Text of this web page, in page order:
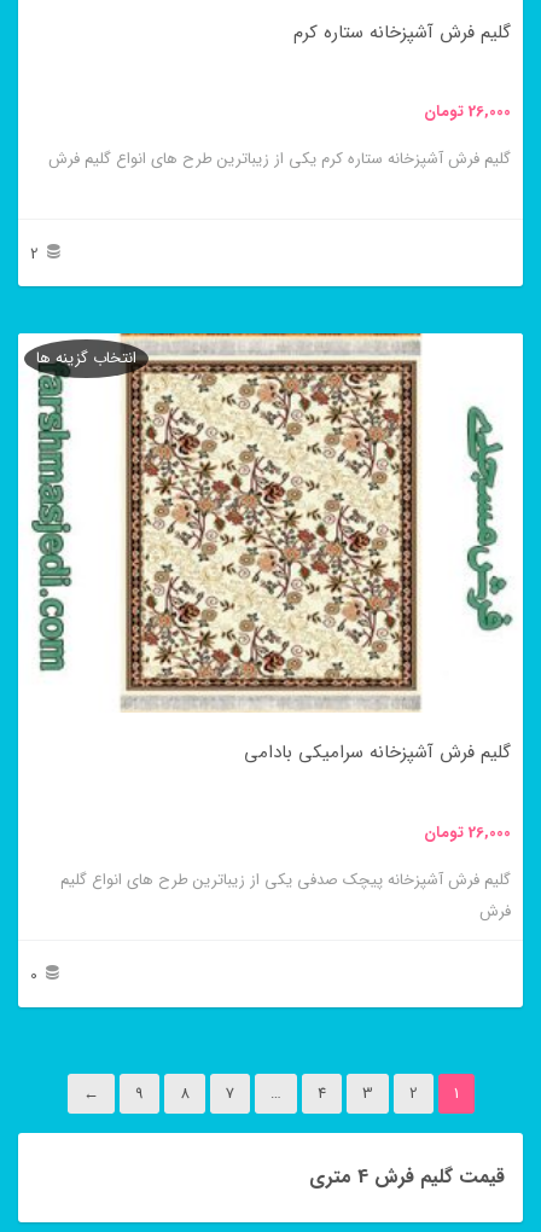
صفحه
انتخاب
شوند
گلیم فرش آشپزخانه ستاره کرم
26,000تومان
گلیم فرش آشپزخانه ستاره کرم یکی از زیباترین طرح های انواع گلیم فرش
2
محصول
مختلفی
باشد.
گزینه
ها
صفحه
انتخاب
شوند
گلیم فرش آشپزخانه سرامیکی بادامی
26,000تومان
گلیم فرش آشپزخانه پیچک صدفی یکی از زیباترین طرح های انواع گلیم
فرش
0
انتخاب گزینه ها
انواع
مختلفی
می
1
2
3
4
…
7
8
9
←
قیمت گلیم فرش 4 متری